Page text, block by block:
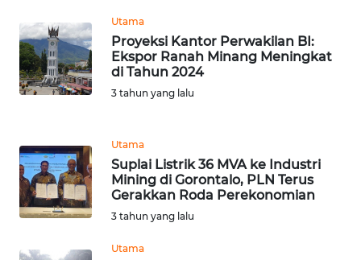
Utama
Proyeksi Kantor Perwakilan BI:
Ekspor Ranah Minang Meningkat
di Tahun 2024
3 tahun yang lalu
Utama
Suplai Listrik 36 MVA ke Industri
Mining di Gorontalo, PLN Terus
Gerakkan Roda Perekonomian
3 tahun yang lalu
Utama
WN
BENGKULU
WN
WN
JATENG
WN